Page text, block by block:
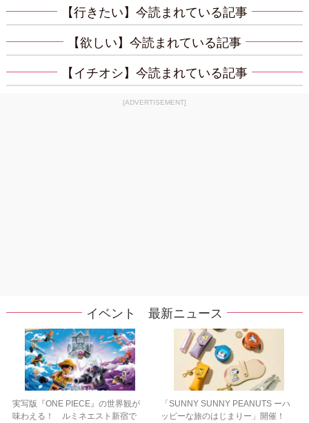
【行きたい】今読まれている記事
【欲しい】今読まれている記事
【イチオシ】今読まれている記事
[ADVERTISEMENT]
イベント 最新ニュース
実写版『ONE PIECE』の世界観が
味わえる！ ルミネエスト新宿で
「SUNNY SUNNY PEANUTS ーハ
ッピーな旅のはじまりー」開催！